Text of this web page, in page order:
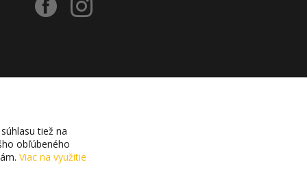
tiež na
obľúbeného
Viac na využitie